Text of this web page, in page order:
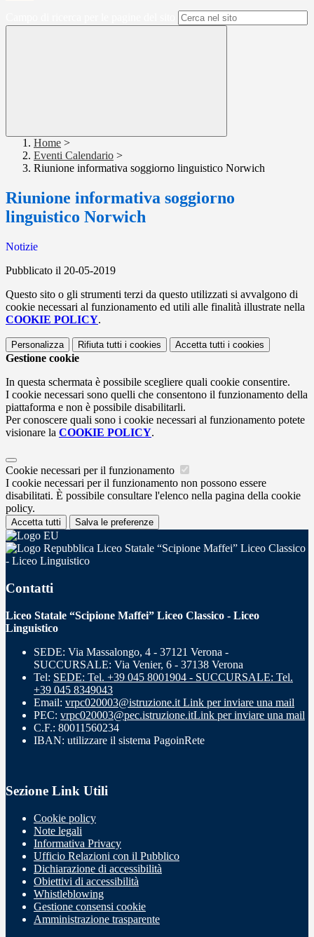
Home >
Eventi Calendario >
Riunione informativa soggiorno linguistico Norwich
Riunione informativa soggiorno
linguistico Norwich
Notizie
Pubblicato il 20-05-2019
Questo sito o gli strumenti terzi da questo utilizzati si avvalgono di
cookie necessari al funzionamento ed utili alle finalità illustrate nella
COOKIE POLICY.
Personalizza Rifiuta tutti i cookies Accetta tutti i cookies
Gestione cookie
In questa schermata è possibile scegliere quali cookie consentire.
I cookie necessari sono quelli che consentono il funzionamento della
piattaforma e non è possibile disabilitarli.
Per conoscere quali sono i cookie necessari al funzionamento potete
visionare la COOKIE POLICY.
Cookie necessari per il funzionamento
I cookie necessari per il funzionamento non possono essere
disabilitati. È possibile consultare l'elenco nella pagina della cookie
policy.
Accetta tutti Salva le preferenze
Liceo Statale “Scipione Maffei” Liceo Classico
- Liceo Linguistico
Contatti
Liceo Statale “Scipione Maffei” Liceo Classico - Liceo
Linguistico
SEDE: Via Massalongo, 4 - 37121 Verona -
SUCCURSALE: Via Venier, 6 - 37138 Verona
Tel: SEDE: Tel. +39 045 8001904 - SUCCURSALE: Tel.
+39 045 8349043
Email: vrpc020003@istruzione.it Link per inviare una mail
PEC: vrpc020003@pec.istruzione.itLink per inviare una mail
C.F.: 80011560234
IBAN: utilizzare il sistema PagoinRete
Sezione Link Utili
Cookie policy
Note legali
Informativa Privacy
Ufficio Relazioni con il Pubblico
Dichiarazione di accessibilità
Obiettivi di accessibilità
Whistleblowing
Gestione consensi cookie
Amministrazione trasparente